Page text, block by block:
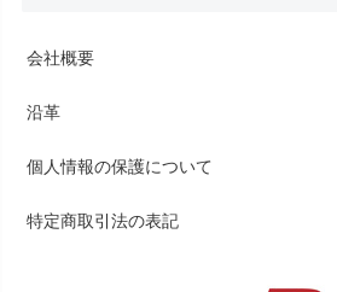
会社概要
沿革
個人情報の保護について
特定商取引法の表記